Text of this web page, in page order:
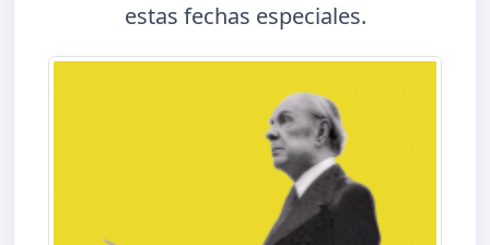
estas fechas especiales.